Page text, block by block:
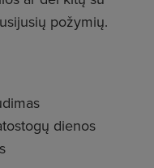
požymių.
dienos